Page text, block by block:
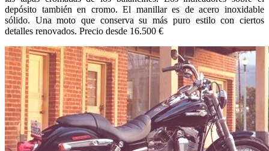
depósito también en cromo. El manillar es de acero inoxidable
sólido. Una moto que conserva su más puro estilo con ciertos
detalles renovados. Precio desde 16.500 €